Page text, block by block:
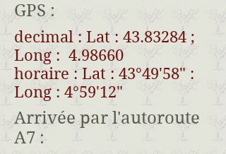
GPS :
decimal : Lat : 43.83284 ;
Long : 4.98660
horaire : Lat : 43°49'58" :
Long : 4°59'12"
Arrivée par l'autoroute
A7 :